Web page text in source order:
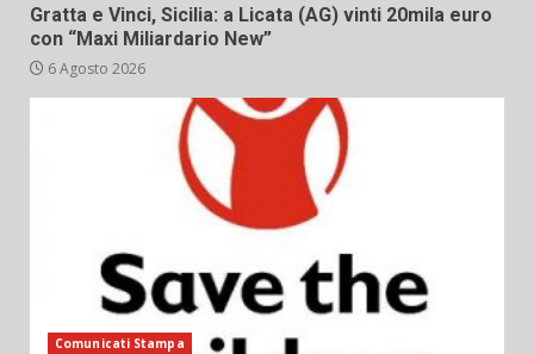
Gratta e Vinci, Sicilia: a Licata (AG) vinti 20mila euro
con “Maxi Miliardario New”
6 Agosto 2026
Comunicati Stampa